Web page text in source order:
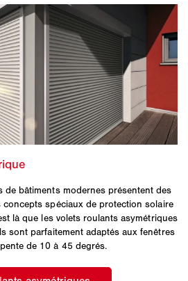
de bâtiments modernes présentent des
concepts spéciaux de protection solaire
là que les volets roulants asymétriques
sont parfaitement adaptés aux fenêtres
de 10 à 45 degrés.